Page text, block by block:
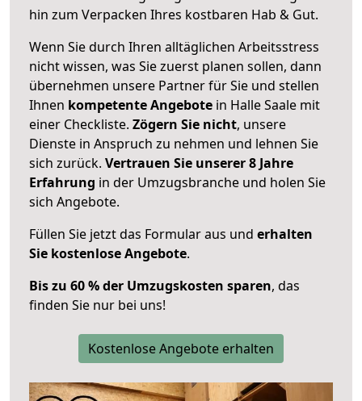
hin zum Verpacken Ihres kostbaren Hab & Gut.
Wenn Sie durch Ihren alltäglichen Arbeitsstress
nicht wissen, was Sie zuerst planen sollen, dann
übernehmen unsere Partner für Sie und stellen
Ihnen kompetente Angebote in Halle Saale mit
einer Checkliste. Zögern Sie nicht, unsere
Dienste in Anspruch zu nehmen und lehnen Sie
sich zurück. Vertrauen Sie unserer 8 Jahre
Erfahrung in der Umzugsbranche und holen Sie
sich Angebote.
Füllen Sie jetzt das Formular aus und erhalten
Sie kostenlose Angebote.
Bis zu 60 % der Umzugskosten sparen, das
finden Sie nur bei uns!
Kostenlose Angebote erhalten